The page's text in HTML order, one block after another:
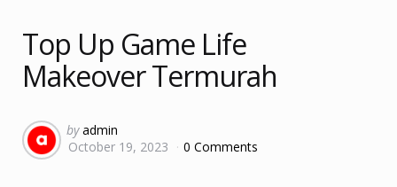
Top Up Game Life
Makeover Termurah
Posted
by
by admin
October 19, 2023
0 Comments